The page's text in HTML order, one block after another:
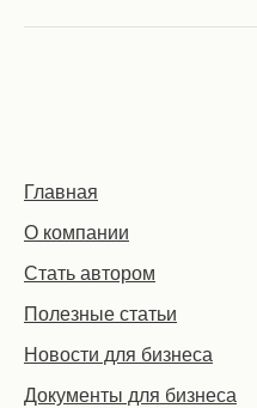
Главная
О компании
Стать автором
Полезные статьи
Новости для бизнеса
Документы для бизнеса